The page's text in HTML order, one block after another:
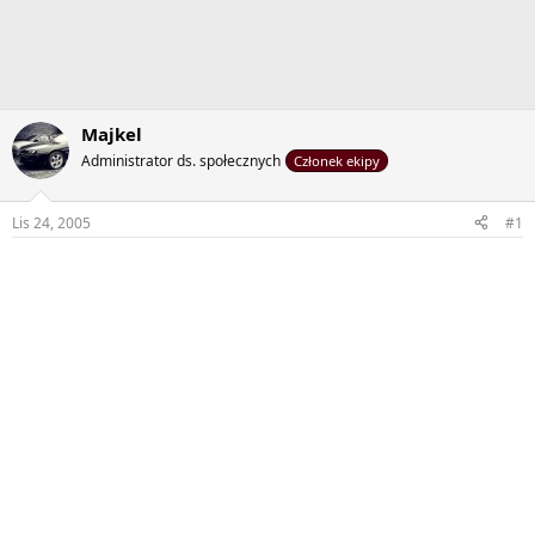
Majkel
Administrator ds. społecznych Członek ekipy
Lis 24, 2005 #1